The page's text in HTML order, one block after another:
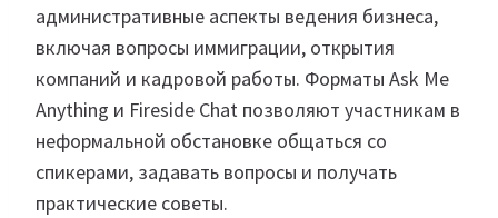
административные аспекты ведения бизнеса,
включая вопросы иммиграции, открытия
компаний и кадровой работы. Форматы Ask Me
Anything и Fireside Chat позволяют участникам в
неформальной обстановке общаться со
спикерами, задавать вопросы и получать
практические советы.